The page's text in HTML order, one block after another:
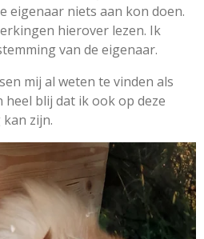
eigenaar niets aan kon doen.
hierover lezen. Ik
van de eigenaar.
mij al weten te vinden als
blij dat ik ook op deze
zijn.